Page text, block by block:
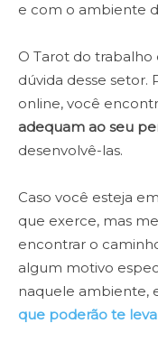
e com o ambiente
O Tarot do
dúvida desse setor.
online, você
adequam ao seu
desenvolvê-las.
Caso você esteja
que exerce, mas
encontrar o
algum motivo
naquele ambiente,
que poderão te